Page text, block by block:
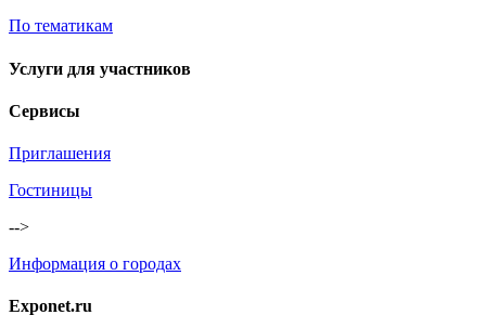
По тематикам
Услуги для участников
Сервисы
Приглашения
Гостиницы
-->
Информация о городах
Exponet.ru